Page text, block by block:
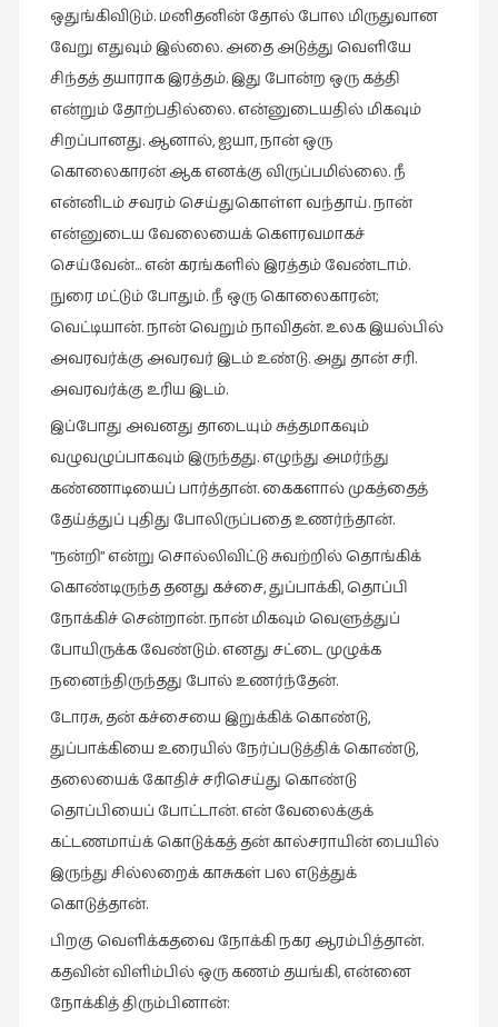
ஒதுங்கிவிடும். மனிதனின் தோல் போல மிருதுவான
வேறு எதுவும் இல்லை. அதை அடுத்து வெளியே
சிந்தத் தயாராக இரத்தம். இது போன்ற ஒரு கத்தி
என்றும் தோற்பதில்லை. என்னுடையதில் மிகவும்
சிறப்பானது. ஆனால், ஐயா, நான் ஒரு
கொலைகாரன் ஆக எனக்கு விருப்பமில்லை. நீ
என்னிடம் சவரம் செய்துகொள்ள வந்தாய். நான்
என்னுடைய வேலையைக் கௌரவமாகச்
செய்வேன்… என் கரங்களில் இரத்தம் வேண்டாம்.
நுரை மட்டும் போதும். நீ ஒரு கொலைகாரன்;
வெட்டியான். நான் வெறும் நாவிதன். உலக இயல்பில்
அவரவர்க்கு அவரவர் இடம் உண்டு. அது தான் சரி.
அவரவர்க்கு உரிய இடம்.
இப்போது அவனது தாடையும் சுத்தமாகவும்
வழுவழுப்பாகவும் இருந்தது. எழுந்து அமர்ந்து
கண்ணாடியைப் பார்த்தான். கைகளால் முகத்தைத்
தேய்த்துப் புதிது போலிருப்பதை உணர்ந்தான்.
“நன்றி” என்று சொல்லிவிட்டு சுவற்றில் தொங்கிக்
கொண்டிருந்த தனது கச்சை, துப்பாக்கி, தொப்பி
நோக்கிச் சென்றான். நான் மிகவும் வெளுத்துப்
போயிருக்க வேண்டும். எனது சட்டை முழுக்க
நனைந்திருந்தது போல் உணர்ந்தேன்.
டோரசு, தன் கச்சையை இறுக்கிக் கொண்டு,
துப்பாக்கியை உரையில் நேர்ப்படுத்திக் கொண்டு,
தலையைக் கோதிச் சரிசெய்து கொண்டு
தொப்பியைப் போட்டான். என் வேலைக்குக்
கட்டணமாய்க் கொடுக்கத் தன் கால்சராயின் பையில்
இருந்து சில்லறைக் காசுகள் பல எடுத்துக்
கொடுத்தான்.
பிறகு வெளிக்கதவை நோக்கி நகர ஆரம்பித்தான்.
கதவின் விளிம்பில் ஒரு கணம் தயங்கி, என்னை
நோக்கித் திரும்பினான்: